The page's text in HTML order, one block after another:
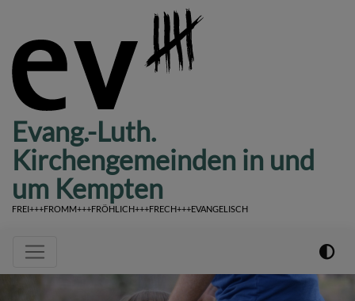
Inhalt
Evang.-Luth.
Kirchengemeinden in und
um Kempten
FREI+++FROMM+++FRÖHLICH+++FRECH+++EVANGELISCH
Hauptnavigation